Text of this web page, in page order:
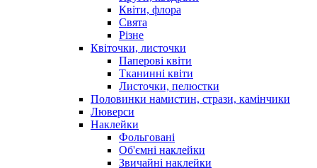
Квіти, флора
Свята
Різне
Квіточки, листочки
Паперові квіти
Тканинні квіти
Листочки, пелюстки
Половинки намистин, стрази, камінчики
Люверси
Наклейки
Фольговані
Об'ємні наклейки
Звичайні наклейки